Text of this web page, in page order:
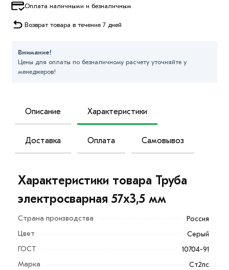
Оплата наличными и безналичным
Возврат товара в течение 7 дней
Внимание!
Цены для оплаты по безналичному расчету уточняйте у
менеджеров!
Описание Характеристики
Доставка Оплата Самовывоз
Характеристики товара Труба
электросварная 57х3,5 мм
Страна производства
Россия
Цвет
Серый
ГОСТ
10704-91
Марка
Ст2пс